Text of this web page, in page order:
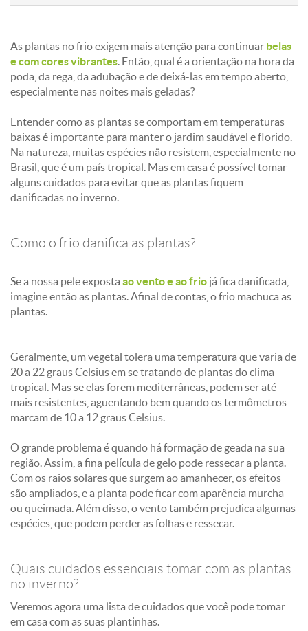
As plantas no frio exigem mais atenção para continuar belas
e com cores vibrantes. Então, qual é a orientação na hora da
poda, da rega, da adubação e de deixá-las em tempo aberto,
especialmente nas noites mais geladas?
Entender como as plantas se comportam em temperaturas
baixas é importante para manter o jardim saudável e florido.
Na natureza, muitas espécies não resistem, especialmente no
Brasil, que é um país tropical. Mas em casa é possível tomar
alguns cuidados para evitar que as plantas fiquem
danificadas no inverno.
Como o frio danifica as plantas?
Se a nossa pele exposta ao vento e ao frio já fica danificada,
imagine então as plantas. Afinal de contas, o frio machuca as
plantas.
Geralmente, um vegetal tolera uma temperatura que varia de
20 a 22 graus Celsius em se tratando de plantas do clima
tropical. Mas se elas forem mediterrâneas, podem ser até
mais resistentes, aguentando bem quando os termômetros
marcam de 10 a 12 graus Celsius.
O grande problema é quando há formação de geada na sua
região. Assim, a fina película de gelo pode ressecar a planta.
Com os raios solares que surgem ao amanhecer, os efeitos
são ampliados, e a planta pode ficar com aparência murcha
ou queimada. Além disso, o vento também prejudica algumas
espécies, que podem perder as folhas e ressecar.
Quais cuidados essenciais tomar com as plantas
no inverno?
Veremos agora uma lista de cuidados que você pode tomar
em casa com as suas plantinhas.